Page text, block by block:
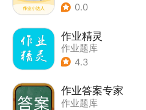
0.0
作业精灵
作业题库
4.3
作业答案专家
作业题库